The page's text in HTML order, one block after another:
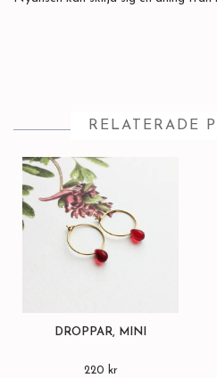
RELATERADE
DROPPAR, MINI
220 kr